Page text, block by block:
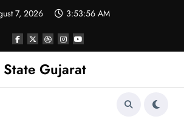
7, 2026 3:53:57 AM
State Gujarat